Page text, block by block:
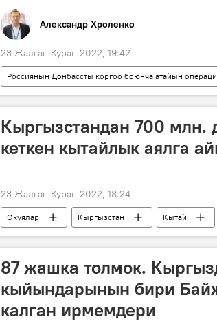
Александр Хроленко
23 Жалган Куран 2022, 19:42
Россиянын Донбассты коргоо боюнча атайын
Украина
АКШ НАТО
Кыргызстандан 700 млн.
кеткен кытайлык аялга
23 Жалган Куран 2022, 18:24
Окуялар Кыргызстан Кытай
87 жашка толмок.
кыйындарынын бири
калган ирмемдери